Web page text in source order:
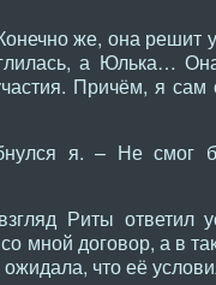
же, она решит
а Юлька…
Причём, я
я. – Не смог
Риты
мной договор, а в
что её